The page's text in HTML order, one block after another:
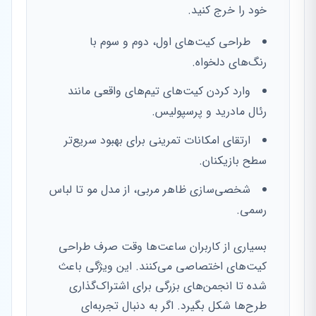
خود را خرج کنید.
طراحی کیت‌های اول، دوم و سوم با
رنگ‌های دلخواه.
وارد کردن کیت‌های تیم‌های واقعی مانند
رئال مادرید و پرسپولیس.
ارتقای امکانات تمرینی برای بهبود سریع‌تر
سطح بازیکنان.
شخصی‌سازی ظاهر مربی، از مدل مو تا لباس
رسمی.
بسیاری از کاربران ساعت‌ها وقت صرف طراحی
کیت‌های اختصاصی می‌کنند. این ویژگی باعث
شده تا انجمن‌های بزرگی برای اشتراک‌گذاری
طرح‌ها شکل بگیرد. اگر به دنبال تجربه‌ای